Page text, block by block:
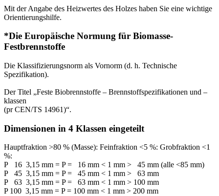
Mit der Angabe des Heizwertes des Holzes haben Sie eine wichtige
Orientierungshilfe.
*Die Europäische Normung für Biomasse-
Festbrennstoffe
Die Klassifizierungsnorm als Vornorm (d. h. Technische
Spezifikation).
Der Titel „Feste Biobrennstoffe – Brennstoffspezifikationen und –
klassen
(pr CEN/TS 14961)“.
Dimensionen in 4 Klassen eingeteilt
Hauptfraktion >80 % (Masse): Feinfraktion <5 %: Grobfraktion <1
%:
P 16 3,15 mm = P = 16 mm < 1 mm > 45 mm (alle <85 mm)
P 45 3,15 mm = P = 45 mm < 1 mm > 63 mm
P 63 3,15 mm = P = 63 mm < 1 mm > 100 mm
P 100 3,15 mm = P = 100 mm < 1 mm > 200 mm